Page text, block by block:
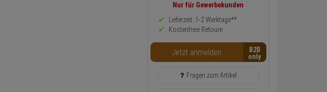
Verfügbakeit
und
Warenkorb-
oder
Konfigurieren-
Button
Nur für Gewerbekunden
Lieferzeit: 1-2 Werktage**
Kostenfreie Retoure
Jetzt anmelden B2B
Fragen zum Artikel